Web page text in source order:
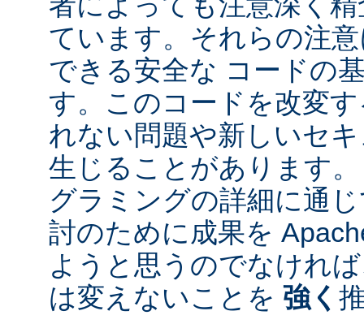
ています。それらの注
できる安全な コードの
す。このコードを改変
れない問題や新しいセ
生じることがあります
グラミングの詳細に通
討のために成果を
ようと思うのでなけれ
は変えないことを 強く